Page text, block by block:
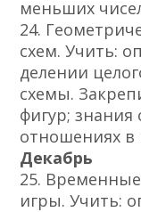
меньших
24.
схем. Учить:
делении
схемы.
фигур;
отношениях в
Декабрь
25.
игры. Учить: